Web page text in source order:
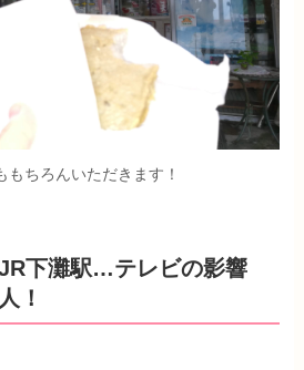
もちろんいただきます！
下灘駅…テレビの影響
！